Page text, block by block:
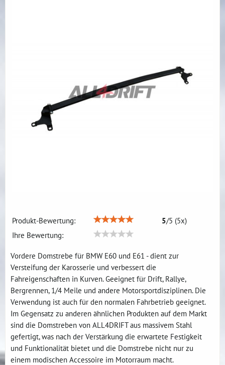
Produkt-Bewertung: 5/5 (5x)
Ihre Bewertung:
Vordere Domstrebe für BMW E60 und E61 - dient zur
Versteifung der Karosserie und verbessert die
Fahreigenschaften in Kurven. Geeignet für Drift, Rallye,
Bergrennen, 1/4 Meile und andere Motorsportdisziplinen. Die
Verwendung ist auch für den normalen Fahrbetrieb geeignet.
Im Gegensatz zu anderen ähnlichen Produkten auf dem Markt
sind die Domstreben von ALL4DRIFT aus massivem Stahl
gefertigt, was nach der Verstärkung die erwartete Festigkeit
und Funktionalität bietet und die Domstrebe nicht nur zu
einem modischen Accessoire im Motorraum macht.